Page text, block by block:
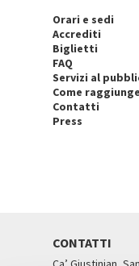
Orari e sedi
Accrediti
Biglietti
FAQ
Servizi al
Come
Contatti
Press
CONTATTI